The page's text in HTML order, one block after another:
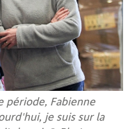
période, Fabienne
je suis sur la